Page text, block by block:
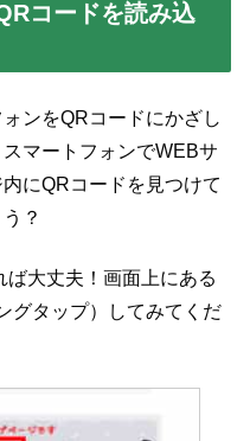
コードを読み込
ンをQRコードにかざし
マートフォンでWEBサ
にQRコードを見つけて
？
大丈夫！画面上にある
グタップ）してみてくだ